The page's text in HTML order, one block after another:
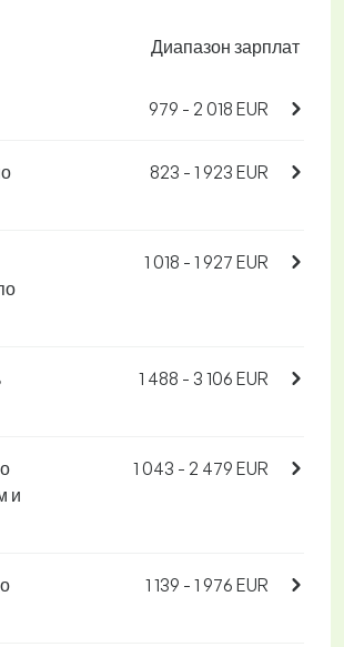
Диапазон зарплат
979 - 2 018 EUR
823 - 1 923 EUR
1 018 - 1 927 EUR
1 488 - 3 106 EUR
и
1 043 - 2 479 EUR
1 139 - 1 976 EUR